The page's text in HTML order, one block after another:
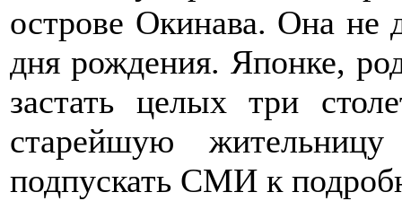
острове Окинава. Она не
дня рождения. Японке,
застать целых три
старейшую
подпускать СМИ к